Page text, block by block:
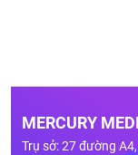
MERCURY
Trụ sở: 27 đường